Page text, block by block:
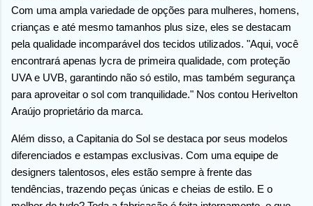
Com uma ampla variedade de opções para mulheres, homens,
crianças e até mesmo tamanhos plus size, eles se destacam
pela qualidade incomparável dos tecidos utilizados. "Aqui, você
encontrará apenas lycra de primeira qualidade, com proteção
UVA e UVB, garantindo não só estilo, mas também segurança
para aproveitar o sol com tranquilidade." Nos contou Herivelton
Araújo proprietário da marca.
Além disso, a Capitania do Sol se destaca por seus modelos
diferenciados e estampas exclusivas. Com uma equipe de
designers talentosos, eles estão sempre à frente das
tendências, trazendo peças únicas e cheias de estilo. E o